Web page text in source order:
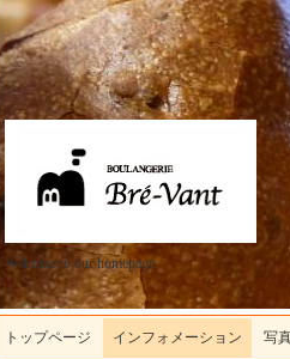
Welcome to our homepage
トップページ インフォメーション 写